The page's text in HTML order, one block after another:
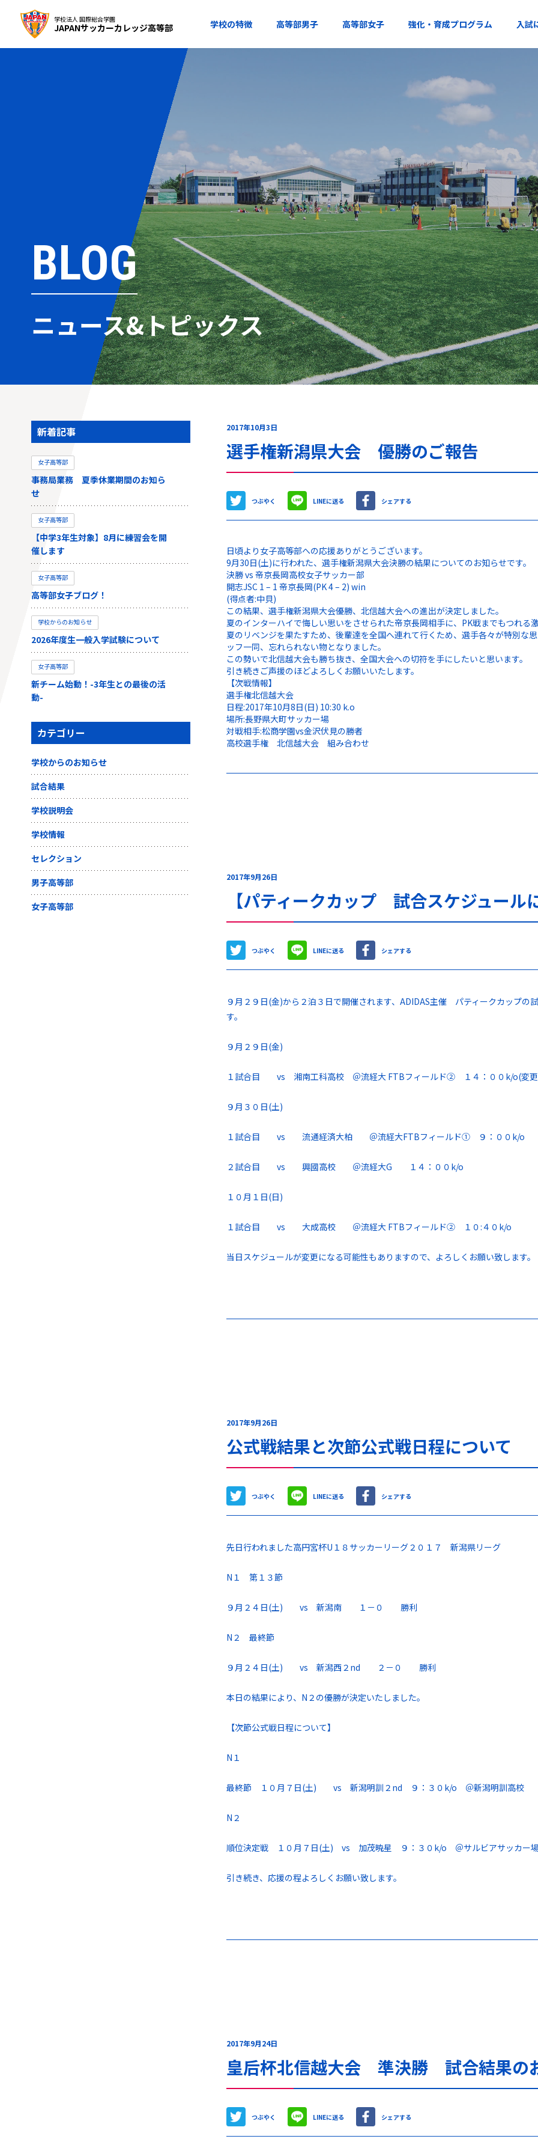
学校法人 国際総合学園
JAPANサッカーカレッジ高等部 学校の特徴 高等部男子 高等部女子 強化・育成プログラム 入試
BLOG
ニュース&トピックス
2017年10月3日
選手権新潟県大会 優勝のご報告
つぶやく LINEに送る シェアする
日頃より女子高等部への応援ありがとうございます。
9月30日(土)に行われた、選手権新潟県大会決勝の結果についてのお知らせです。
決勝 vs 帝京長岡高校女子サッカー部
開志JSC 1 – 1 帝京長岡(PK 4 – 2) win
(得点者:中貝)
この結果、選手権新潟県大会優勝、北信越大会への進出が決定しました。
夏のインターハイで悔しい思いをさせられた帝京長岡相手に、PK戦までもつれる
夏のリベンジを果たすため、後輩達を全国へ連れて行くため、選手各々が特別な
ッフ一同、忘れられない物となりました。
この勢いで北信越大会も勝ち抜き、全国大会への切符を手にしたいと思います。
引き続きご声援のほどよろしくお願いいたします。
【次戦情報】
選手権北信越大会
日程:2017年10月8日(日) 10:30 k.o
場所:長野県大町サッカー場
対戦相手:松商学園vs金沢伏見の勝者
高校選手権 北信越大会 組み合わせ
2017年9月26日
【パティークカップ 試合スケジュール
つぶやく LINEに送る シェアする
９月２９日(金)から２泊３日で開催されます、ADIDAS主催 パティークカップの
す。
９月２９日(金)
１試合目 vs 湘南工科高校 ＠流経大 FTBフィールド② １４：００k/o(変更
９月３０日(土)
１試合目 vs 流通経済大柏 ＠流経大FTBフィールド① ９：００k/o
２試合目 vs 興國高校 ＠流経大G １４：００k/o
１０月１日(日)
１試合目 vs 大成高校 ＠流経大 FTBフィールド② １０:４０k/o
当日スケジュールが変更になる可能性もありますので、よろしくお願い致します。
2017年9月26日
公式戦結果と次節公式戦日程について
つぶやく LINEに送る シェアする
先日行われました高円宮杯U１８サッカーリーグ２０１７ 新潟県リーグ
N１ 第１３節
９月２４日(土) vs 新潟南 １－０ 勝利
N２ 最終節
９月２４日(土) vs 新潟西２nd ２－０ 勝利
本日の結果により、N２の優勝が決定いたしました。
【次節公式戦日程について】
N１
最終節 １０月７日(土) vs 新潟明訓２nd ９：３０k/o ＠新潟明訓高校
N２
順位決定戦 １０月７日(土) vs 加茂暁星 ９：３０k/o ＠サルビアサッカー場
引き続き、応援の程よろしくお願い致します。
2017年9月24日
皇后杯北信越大会 準決勝 試合結果の
つぶやく LINEに送る シェアする
新着記事
女子高等部
事務局業務 夏季休業期間のお知ら
せ
女子高等部
【中学3年生対象】8月に練習会を開
催します
女子高等部
高等部女子ブログ！
学校からのお知らせ
2026年度生一般入学試験について
女子高等部
新チーム始動！-3年生との最後の活
動-
カテゴリー
学校からのお知らせ
試合結果
学校説明会
学校情報
セレクション
男子高等部
女子高等部